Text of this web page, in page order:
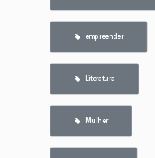
empreender
Literatura
Mulher